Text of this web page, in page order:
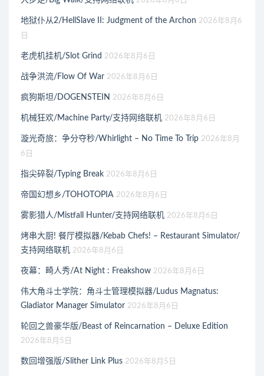
地狱仆从2/HellSlave II: Judgment of the Archon 2026年8月6
日
老虎机挂机/Slot Grind 2026年8月6日
战争洪流/Flow Of War 2026年8月6日
疯狗斯坦/DOGENSTEIN 2026年8月6日
机械狂欢/Machine Party/支持网络联机 2026年8月6日
漩光奇旅：争分夺秒/Whirlight – No Time To Trip 2026年8月
6日
指尖碎裂/Typing Break 2026年8月6日
帝国幻想乡/TOHOTOPIA 2026年8月6日
雾影猎人/Mistfall Hunter/支持网络联机 2026年8月6日
烤串大厨! 餐厅模拟器/Kebab Chefs! – Restaurant Simulator/
支持网络联机 2026年8月6日
夜幕：畸人秀/At Night : Freakshow 2026年8月6日
伟大角斗士学院：角斗士管理模拟器/Ludus Magnatus:
Gladiator Manager Simulator 2026年8月6日
轮回之兽豪华版/Beast of Reincarnation – Deluxe Edition
2026年8月5日
数回增强版/Slither Link Plus 2026年8月5日